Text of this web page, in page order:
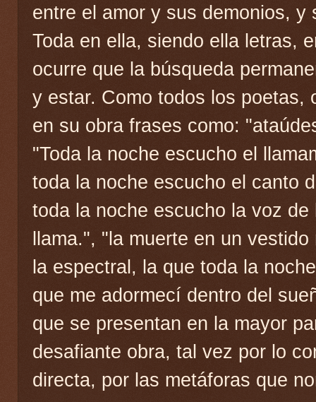
entre el amor y sus demonios, y
Toda en ella, siendo ella letras,
ocurre que la búsqueda
y estar. Como todos los poetas,
en su obra frases como:
"Toda la noche escucho el
toda la noche escucho el canto
toda la noche escucho la voz de
llama.", "la muerte en un
la espectral, la que toda la
que me adormecí dentro del
que se presentan en la mayor
desafiante obra, tal vez por lo
directa, por las metáforas que